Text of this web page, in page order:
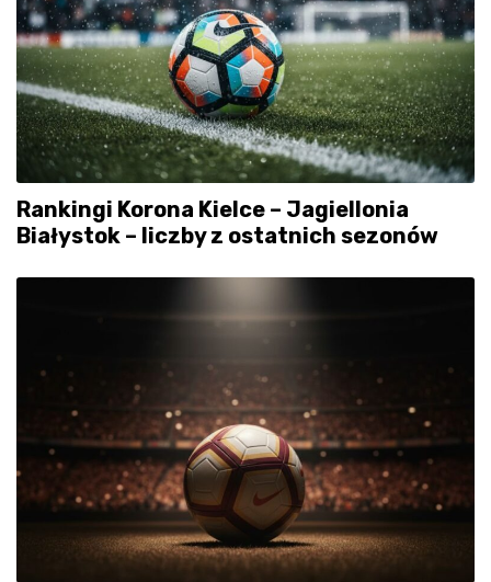
Rankingi Korona Kielce – Jagiellonia
Białystok – liczby z ostatnich sezonów